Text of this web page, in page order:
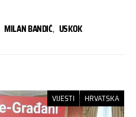
MILAN BANDIĆ, USKOK
VIJESTI HRVATSKA